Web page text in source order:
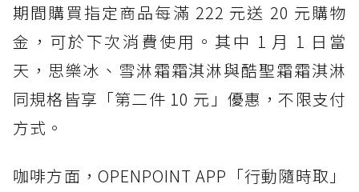
期間購買指定商品每滿 222 元送 20 元購物
金，可於下次消費使用。其中 1 月 1 日當
天，思樂冰、雪淋霜霜淇淋與酷聖霜霜淇淋
同規格皆享「第二件 10 元」優惠，不限支付
方式。
咖啡方面，OPENPOINT APP「行動隨時取」